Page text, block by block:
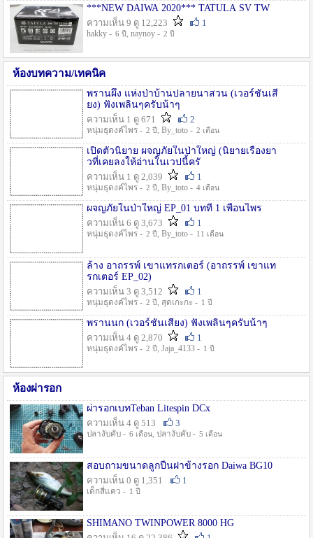
***NEW DAIWA 2020*** TATULA SV TW
ความเห็น 9 ดู 12,223
1
hakky - 6 ปี , naynoy - 2 ปี
ห้องบทความ/เทคนิค
พรานผึ้ง แห่งป่าบ้านปลายนาสวน (เวอร์ชั่นเสี
ยง) ฟังเพลินๆครับน้าๆ
ความเห็น 1 ดู 671
2
หนุ่มธุดงค์ไพร - 2 ปี , By_toto - 2 เดือน
เปิดตัวนิยาย ผจญภัยในป่าใหญ่ (นิยายเรื่องยา
วที่เคยลงให้อ่านในเวปนี้ครั
ความเห็น 1 ดู 2,039
1
หนุ่มธุดงค์ไพร - 2 ปี , By_toto - 4 เดือน
ผจญภัยในป่าใหญ่ EP_01 บทที่ 1 เพื่อนไพร
ความเห็น 6 ดู 3,673
1
หนุ่มธุดงค์ไพร - 2 ปี , By_toto - 11 เดือน
ล้าง อาถรรพ์ เขาแทรกเตอร์ (อาถรรพ์ เขาแท
รกเตอร์ EP_02)
ความเห็น 3 ดู 3,512
1
หนุ่มธุดงค์ไพร - 2 ปี , สุดเกะกะ - 1 ปี
พรานนก (เวอร์ชั่นเสียง) ฟังเพลินๆครับน้าๆ
ความเห็น 4 ดู 2,870
1
หนุ่มธุดงค์ไพร - 2 ปี , Jaja_4133 - 1 ปี
ห้องผ่ารอก
ผ่ารอกเบทTeban Litespin DCx
ความเห็น 4 ดู 513
3
ปลางับคับ - 6 เดือน, ปลางับคับ - 5 เดือน
สอบถามขนาดลูกปืนฝาข้างรอก Daiwa BG10
ความเห็น 0 ดู 1,351
1
เด็กสี่แคว - 1 ปี
SHIMANO TWINPOWER 8000 HG